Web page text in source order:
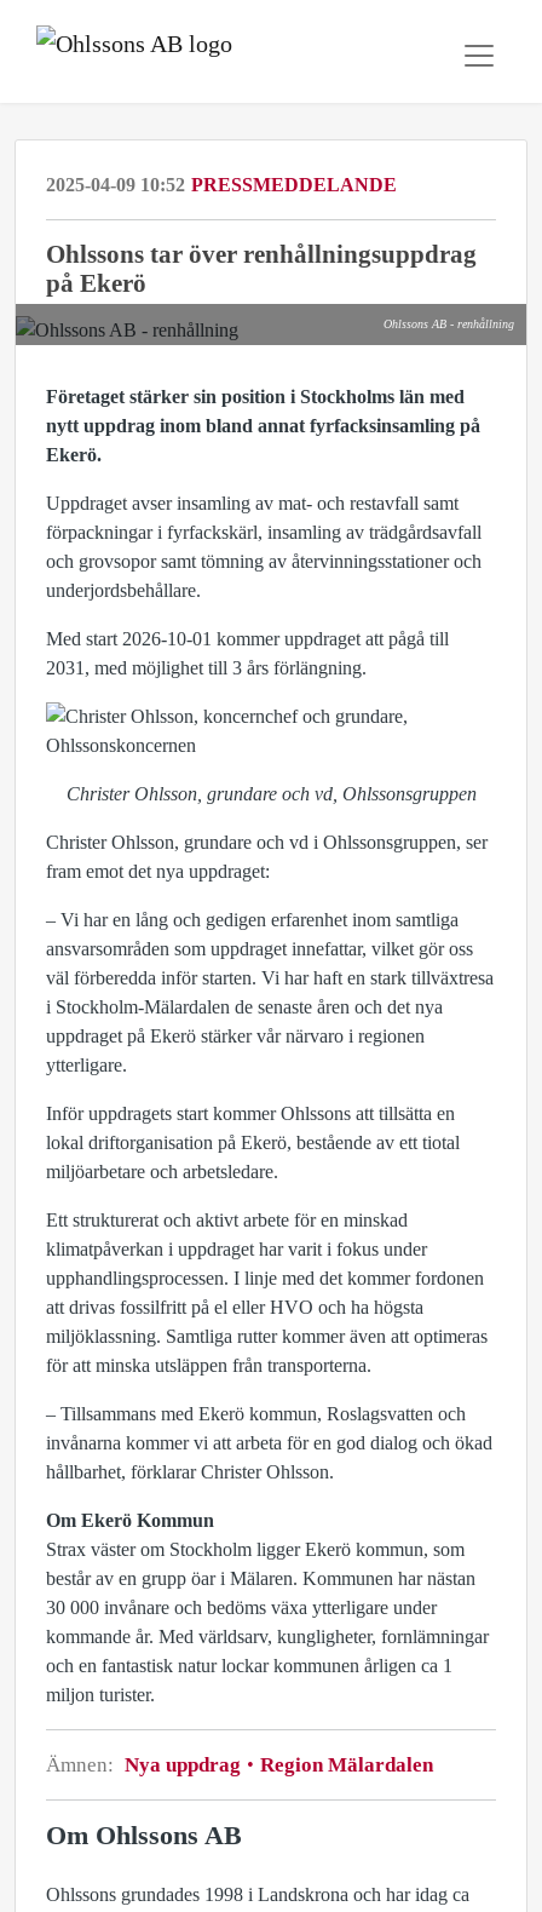
2025-04-09 10:52 PRESSMEDDELANDE
Ohlssons tar över renhållningsuppdrag
på Ekerö
Ohlssons AB - renhållning
Företaget stärker sin position i Stockholms län med
nytt uppdrag inom bland annat fyrfacksinsamling på
Ekerö.
Uppdraget avser insamling av mat- och restavfall samt
förpackningar i fyrfackskärl, insamling av trädgårdsavfall
och grovsopor samt tömning av återvinningsstationer och
underjordsbehållare.
Med start 2026-10-01 kommer uppdraget att pågå till
2031, med möjlighet till 3 års förlängning.
Christer Ohlsson, grundare och vd, Ohlssonsgruppen
Christer Ohlsson, grundare och vd i Ohlssonsgruppen, ser
fram emot det nya uppdraget:
– Vi har en lång och gedigen erfarenhet inom samtliga
ansvarsområden som uppdraget innefattar, vilket gör oss
väl förberedda inför starten. Vi har haft en stark tillväxtresa
i Stockholm-Mälardalen de senaste åren och det nya
uppdraget på Ekerö stärker vår närvaro i regionen
ytterligare.
Inför uppdragets start kommer Ohlssons att tillsätta en
lokal driftorganisation på Ekerö, bestående av ett tiotal
miljöarbetare och arbetsledare.
Ett strukturerat och aktivt arbete för en minskad
klimatpåverkan i uppdraget har varit i fokus under
upphandlingsprocessen. I linje med det kommer fordonen
att drivas fossilfritt på el eller HVO och ha högsta
miljöklassning. Samtliga rutter kommer även att optimeras
för att minska utsläppen från transporterna.
– Tillsammans med Ekerö kommun, Roslagsvatten och
invånarna kommer vi att arbeta för en god dialog och ökad
hållbarhet, förklarar Christer Ohlsson.
Om Ekerö Kommun
Strax väster om Stockholm ligger Ekerö kommun, som
består av en grupp öar i Mälaren. Kommunen har nästan
30 000 invånare och bedöms växa ytterligare under
kommande år. Med världsarv, kungligheter, fornlämningar
och en fantastisk natur lockar kommunen årligen ca 1
miljon turister.
Ämnen: Nya uppdrag Region Mälardalen
Om Ohlssons AB
Ohlssons grundades 1998 i Landskrona och har idag ca